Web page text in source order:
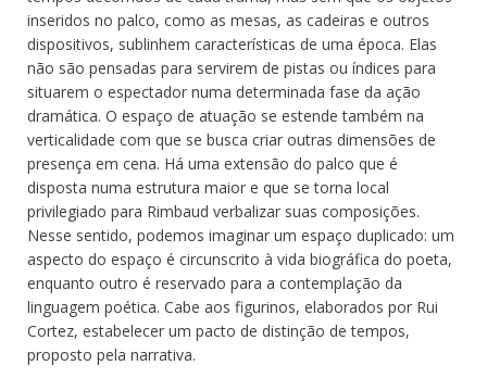
inseridos no palco, como as mesas, as cadeiras e outros
dispositivos, sublinhem características de uma época. Elas
não são pensadas para servirem de pistas ou índices para
situarem o espectador numa determinada fase da ação
dramática. O espaço de atuação se estende também na
verticalidade com que se busca criar outras dimensões de
presença em cena. Há uma extensão do palco que é
disposta numa estrutura maior e que se torna local
privilegiado para Rimbaud verbalizar suas composições.
Nesse sentido, podemos imaginar um espaço duplicado: um
aspecto do espaço é circunscrito à vida biográfica do poeta,
enquanto outro é reservado para a contemplação da
linguagem poética. Cabe aos figurinos, elaborados por Rui
Cortez, estabelecer um pacto de distinção de tempos,
proposto pela narrativa.